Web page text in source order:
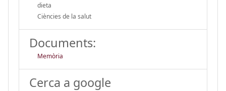
dieta
Ciències de la salut
Documents:
Memòria
Cerca a google